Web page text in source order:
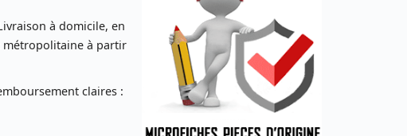
à domicile, en
métropolitaine à partir
claires :